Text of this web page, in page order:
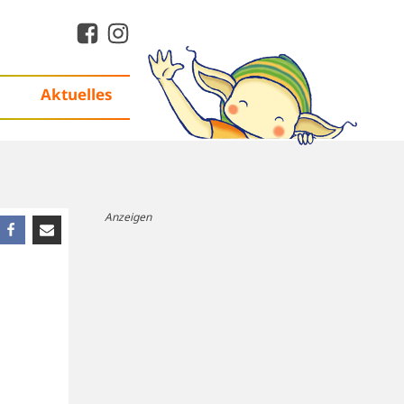
Aktuelles
Anzeigen